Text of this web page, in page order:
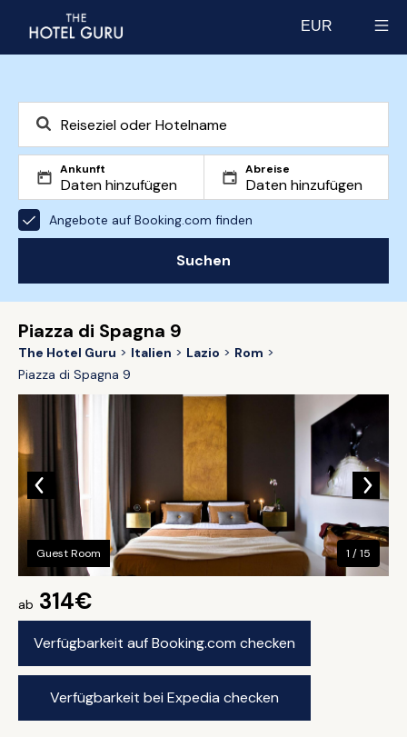
EUR
Ankunft Abreise
Angebote auf Booking.com finden
Suchen
Piazza di Spagna 9
The Hotel Guru Italien Lazio
Rom
Piazza di Spagna 9
ab 314€
Verfügbarkeit auf Booking.com checken
Verfügbarkeit bei Expedia checken
Guest Room 1 / 15